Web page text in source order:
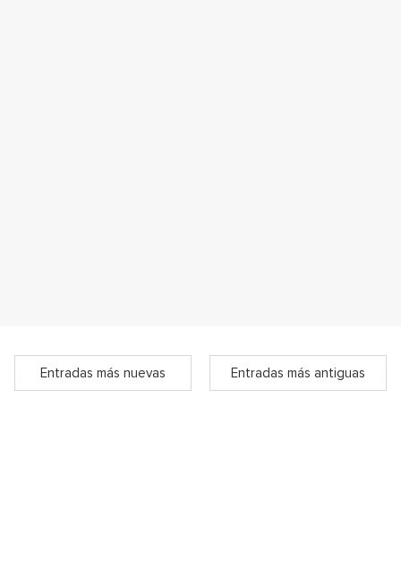
Entradas más nuevas Entradas más antiguas